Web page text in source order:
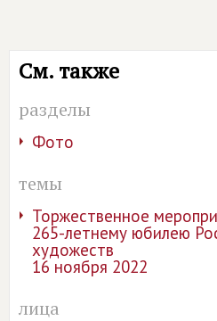
См. также
разделы
Фото
темы
Торжественное
265-летнему юбилею
художеств
16 ноября 2022
лица